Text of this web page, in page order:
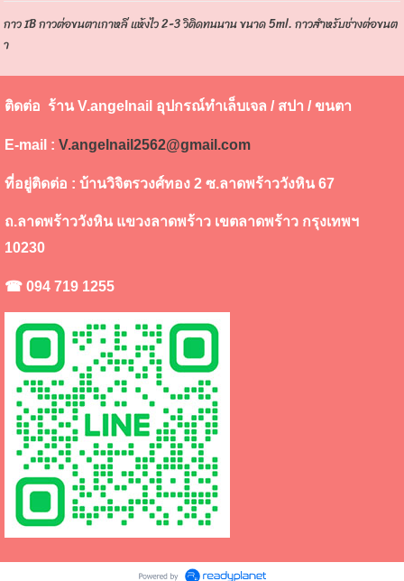
กาว IB กาวต่อขนตาเกาหลี แห้งไว 2-3 วิติดทนนาน ขนาด 5ml. กาวสำหรับช่างต่อขนต
า
ติดต่อ ร้าน V.angelnail อุปกรณ์ทำเล็บเจล / สปา / ขนตา
E-mail : V.angelnail2562@gmail.com
ที่อยู่ติดต่อ : บ้านวิจิตรวงศ์ทอง 2 ซ.ลาดพร้าววังหิน 67
ถ.ลาดพร้าววังหิน แขวงลาดพร้าว เขตลาดพร้าว กรุงเทพฯ
10230
☎ 094 719 1255